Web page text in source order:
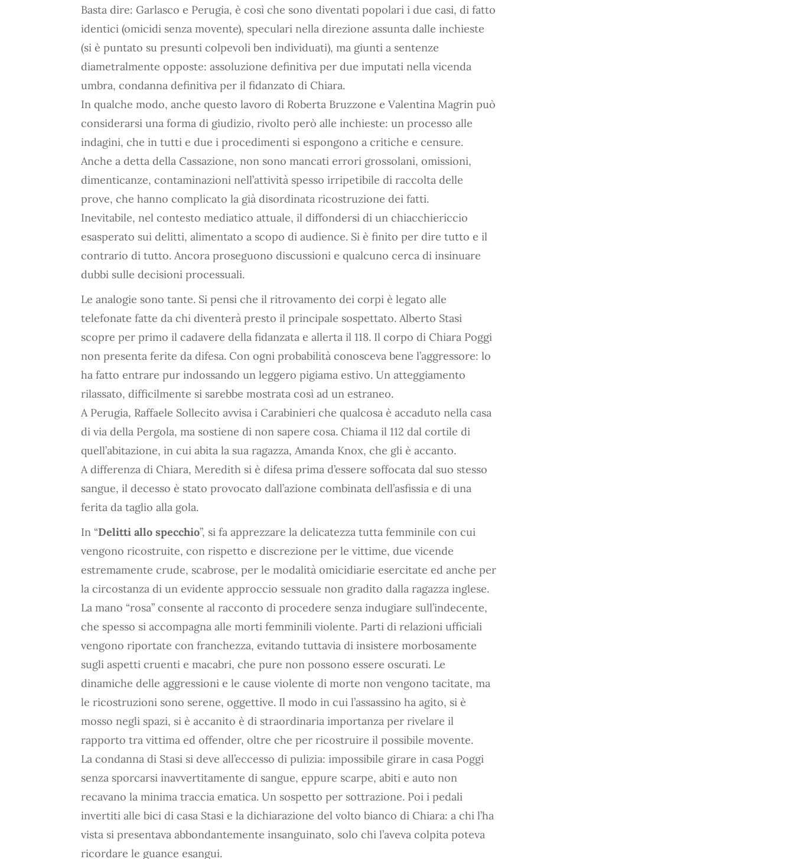
Basta dire: Garlasco e Perugia, è così che sono diventati popolari i due casi, di fatto
identici (omicidi senza movente), speculari nella direzione assunta dalle inchieste
(si è puntato su presunti colpevoli ben individuati), ma giunti a sentenze
diametralmente opposte: assoluzione definitiva per due imputati nella vicenda
umbra, condanna definitiva per il fidanzato di Chiara.
In qualche modo, anche questo lavoro di Roberta Bruzzone e Valentina Magrin può
considerarsi una forma di giudizio, rivolto però alle inchieste: un processo alle
indagini, che in tutti e due i procedimenti si espongono a critiche e censure.
Anche a detta della Cassazione, non sono mancati errori grossolani, omissioni,
dimenticanze, contaminazioni nell’attività spesso irripetibile di raccolta delle
prove, che hanno complicato la già disordinata ricostruzione dei fatti.
Inevitabile, nel contesto mediatico attuale, il diffondersi di un chiacchiericcio
esasperato sui delitti, alimentato a scopo di audience. Si è finito per dire tutto e il
contrario di tutto. Ancora proseguono discussioni e qualcuno cerca di insinuare
dubbi sulle decisioni processuali.
Le analogie sono tante. Si pensi che il ritrovamento dei corpi è legato alle
telefonate fatte da chi diventerà presto il principale sospettato. Alberto Stasi
scopre per primo il cadavere della fidanzata e allerta il 118. Il corpo di Chiara Poggi
non presenta ferite da difesa. Con ogni probabilità conosceva bene l’aggressore: lo
ha fatto entrare pur indossando un leggero pigiama estivo. Un atteggiamento
rilassato, difficilmente si sarebbe mostrata così ad un estraneo.
A Perugia, Raffaele Sollecito avvisa i Carabinieri che qualcosa è accaduto nella casa
di via della Pergola, ma sostiene di non sapere cosa. Chiama il 112 dal cortile di
quell’abitazione, in cui abita la sua ragazza, Amanda Knox, che gli è accanto.
A differenza di Chiara, Meredith si è difesa prima d’essere soffocata dal suo stesso
sangue, il decesso è stato provocato dall’azione combinata dell’asfissia e di una
ferita da taglio alla gola.
In “Delitti allo specchio”, si fa apprezzare la delicatezza tutta femminile con cui
vengono ricostruite, con rispetto e discrezione per le vittime, due vicende
estremamente crude, scabrose, per le modalità omicidiarie esercitate ed anche per
la circostanza di un evidente approccio sessuale non gradito dalla ragazza inglese.
La mano “rosa” consente al racconto di procedere senza indugiare sull’indecente,
che spesso si accompagna alle morti femminili violente. Parti di relazioni ufficiali
vengono riportate con franchezza, evitando tuttavia di insistere morbosamente
sugli aspetti cruenti e macabri, che pure non possono essere oscurati. Le
dinamiche delle aggressioni e le cause violente di morte non vengono tacitate, ma
le ricostruzioni sono serene, oggettive. Il modo in cui l’assassino ha agito, si è
mosso negli spazi, si è accanito è di straordinaria importanza per rivelare il
rapporto tra vittima ed offender, oltre che per ricostruire il possibile movente.
La condanna di Stasi si deve all’eccesso di pulizia: impossibile girare in casa Poggi
senza sporcarsi inavvertitamente di sangue, eppure scarpe, abiti e auto non
recavano la minima traccia ematica. Un sospetto per sottrazione. Poi i pedali
invertiti alle bici di casa Stasi e la dichiarazione del volto bianco di Chiara: a chi l’ha
vista si presentava abbondantemente insanguinato, solo chi l’aveva colpita poteva
ricordare le guance esangui.